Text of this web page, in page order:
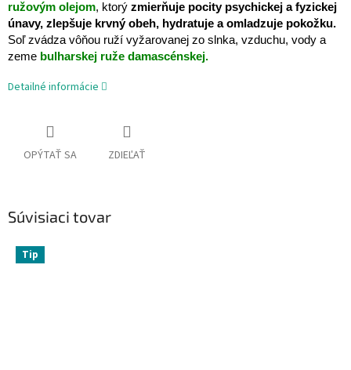
ružovým olejom, ktorý zmierňuje pocity psychickej a fyzickej
únavy, zlepšuje krvný obeh, hydratuje a omladzuje pokožku.
Soľ zvádza vôňou ruží vyžarovanej zo slnka, vzduchu, vody a
zeme bulharskej ruže damascénskej.
Detailné informácie
OPÝTAŤ SA ZDIEĽAŤ
Súvisiaci tovar
Tip